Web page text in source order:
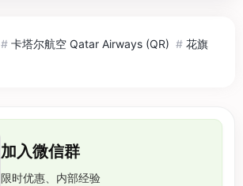
# 卡塔尔航空 Qatar Airways (QR) # 花旗
加入微信群
限时优惠、内部经验